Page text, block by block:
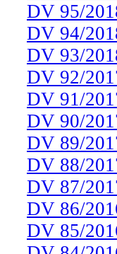
DV 95/
DV 94/
DV 93/
DV 92/
DV 91/
DV 90/
DV 89/
DV 88/
DV 87/
DV 86/
DV 85/